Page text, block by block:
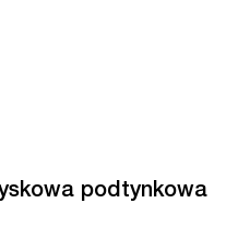
podtynkowa